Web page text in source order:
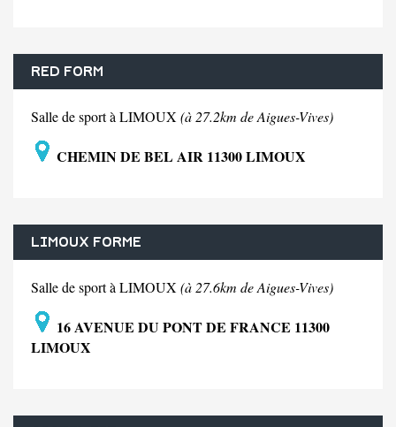
RED FORM
Salle de sport à LIMOUX (à 27.2km de Aigues-Vives)
CHEMIN DE BEL AIR 11300 LIMOUX
LIMOUX FORME
Salle de sport à LIMOUX (à 27.6km de Aigues-Vives)
16 AVENUE DU PONT DE FRANCE 11300
LIMOUX